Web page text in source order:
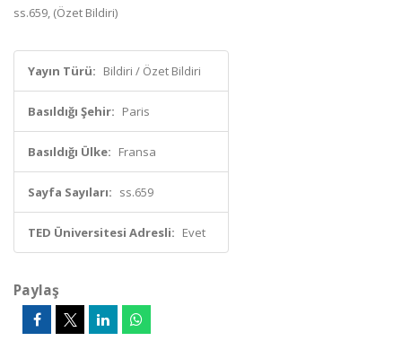
ss.659, (Özet Bildiri)
Yayın Türü: Bildiri / Özet Bildiri
Basıldığı Şehir: Paris
Basıldığı Ülke: Fransa
Sayfa Sayıları: ss.659
TED Üniversitesi Adresli: Evet
Paylaş